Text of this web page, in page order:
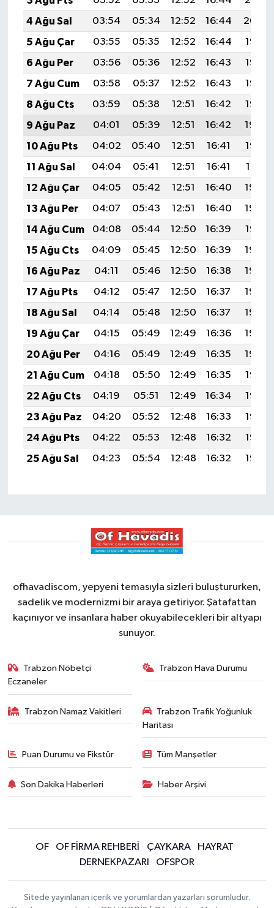
4 Ağu Sal
03:54 05:34 12:52 16:44
20:00
5 Ağu Çar
03:55 05:35 12:52 16:44
19:58
6 Ağu Per
03:56 05:36 12:52 16:43
19:57
7 Ağu Cum
03:58 05:37 12:52 16:43
19:56
8 Ağu Cts
03:59 05:38 12:51 16:42
19:55
9 Ağu Paz
04:01 05:39 12:51 16:42
19:54
10 Ağu Pts
04:02 05:40 12:51 16:41
19:52
11 Ağu Sal
04:04 05:41 12:51 16:41
19:51
12 Ağu Çar
04:05 05:42 12:51 16:40
19:50
13 Ağu Per
04:07 05:43 12:51 16:40
19:49
14 Ağu Cum
04:08 05:44 12:50 16:39
19:47
15 Ağu Cts
04:09 05:45 12:50 16:39
19:46
16 Ağu Paz
04:11 05:46 12:50 16:38
19:45
17 Ağu Pts
04:12 05:47 12:50 16:37
19:43
18 Ağu Sal
04:14 05:48 12:50 16:37
19:42
19 Ağu Çar
04:15 05:49 12:49 16:36
19:40
20 Ağu Per
04:16 05:49 12:49 16:35
19:39
21 Ağu Cum
04:18 05:50 12:49 16:35
19:37
22 Ağu Cts
04:19 05:51 12:49 16:34
19:36
23 Ağu Paz
04:20 05:52 12:48 16:33
19:35
24 Ağu Pts
04:22 05:53 12:48 16:32
19:33
25 Ağu Sal
04:23 05:54 12:48 16:32 19:32
ofhavadiscom, yepyeni temasıyla sizleri buluştururken,
sadelik ve modernizmi bir araya getiriyor. Şatafattan
kaçınıyor ve insanlara haber okuyabilecekleri bir altyapı
sunuyor.
Trabzon Nöbetçi
Eczaneler
Trabzon Hava Durumu
Trabzon Namaz Vakitleri
Trabzon Trafik Yoğunluk
Haritası
Puan Durumu ve Fikstür Tüm Manşetler
Son Dakika Haberleri Haber Arşivi
OF OF FİRMA REHBERİ ÇAYKARA
HAYRAT
DERNEKPAZARI
OFSPOR
Sitede yayınlanan içerik ve yorumlardan yazarları sorumludur.